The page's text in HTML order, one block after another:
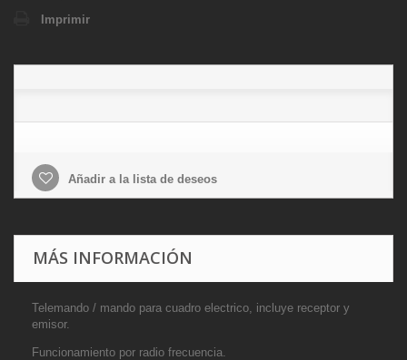
Imprimir
Añadir a la lista de deseos
MÁS INFORMACIÓN
Telemando / mando para cuadro electrico, incluye receptor y
emisor.
Funcionamiento por radio frecuencia.